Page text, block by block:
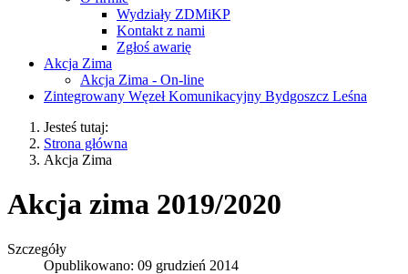
Wydziały ZDMiKP
Kontakt z nami
Zgłoś awarię
Akcja Zima
Akcja Zima - On-line
Zintegrowany Węzeł Komunikacyjny Bydgoszcz Leśna
Jesteś tutaj:
Strona główna
Akcja Zima
Akcja zima 2019/2020
Szczegóły
Opublikowano: 09 grudzień 2014